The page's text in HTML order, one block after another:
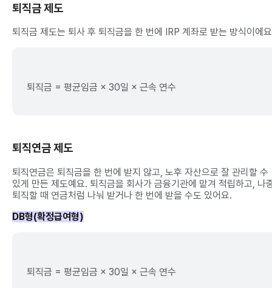
퇴직금 제도
퇴직금 제도는 퇴사 후 퇴직금을 한 번에 IRP 계좌로 받는 방식이에
퇴직금 = 평균임금 × 30일 × 근속 연수
퇴직연금 제도
퇴직연금은 퇴직금을 한 번에 받지 않고, 노후 자산으로 잘 관리할 수
있게 만든 제도예요. 퇴직금을 회사가 금융기관에 맡겨 적립하고, 나
퇴직할 때 연금처럼 나눠 받거나 한 번에 받을 수도 있어요.
DB형(확정급여형)
퇴직금 = 평균임금 × 30일 × 근속 연수